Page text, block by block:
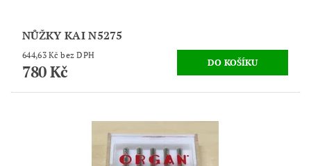
NŮŽKY KAI N5275
644,63 Kč bez DPH
780 Kč